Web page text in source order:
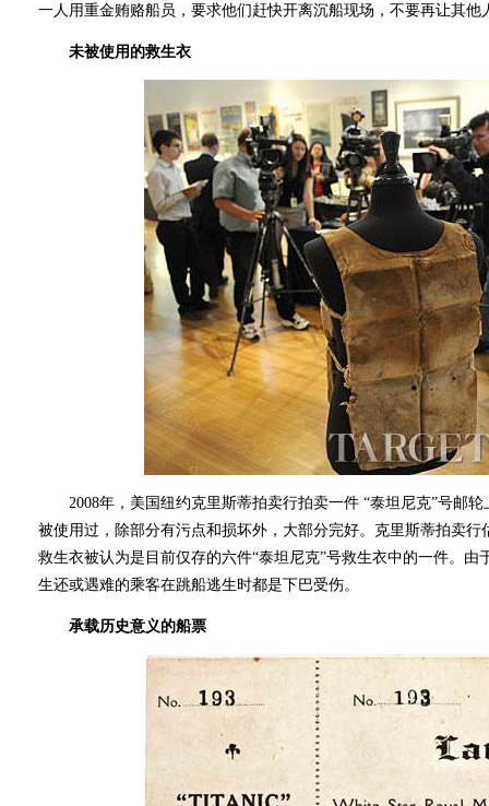
一人用重金贿赂船员，要求他们赶快开离沉船现场，不要再让其他
未被使用的救生衣
2008年，美国纽约克里斯蒂拍卖行拍卖一件 “泰坦尼克”号邮轮
被使用过，除部分有污点和损坏外，大部分完好。克里斯蒂拍卖
救生衣被认为是目前仅存的六件“泰坦尼克”号救生衣中的一件。
生还或遇难的乘客在跳船逃生时都是下巴受伤。
承载历史意义的船票